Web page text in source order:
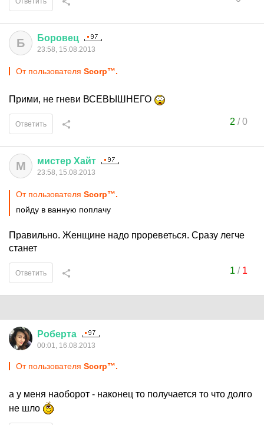
Б Боровец
23:58, 15.08.2013
От пользователя Scorp™.
Прими, не гневи ВСЕВЫШНЕГО
2 /0
Ответить
М мистер Хайт
23:58, 15.08.2013
От пользователя Scorp™.
пойду в ванную поплачу
Правильно. Женщине надо прореветься. Сразу легче
станет
1 / 1
Ответить
Роберта
00:01, 16.08.2013
От пользователя Scorp™.
а у меня наоборот - наконец то получается то что долго
не шло